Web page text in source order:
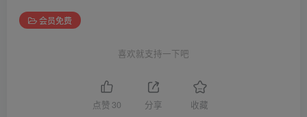
会员免费
喜欢就支持一下吧
点赞 30 分享 收藏